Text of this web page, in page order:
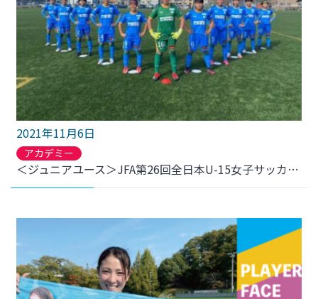
2021年11月6日
アカデミー
＜ジュニアユース＞JFA第26回全日本U-15女子サッカー選手権東北大会準決勝 結果について